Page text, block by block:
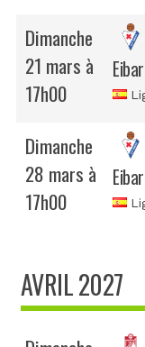
Dimanche
21 mars à
17h00
Dimanche
28 mars à
17h00
AVRIL 2027